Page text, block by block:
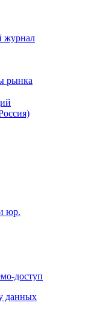
журнал
рынка
юр.
доступ
данных